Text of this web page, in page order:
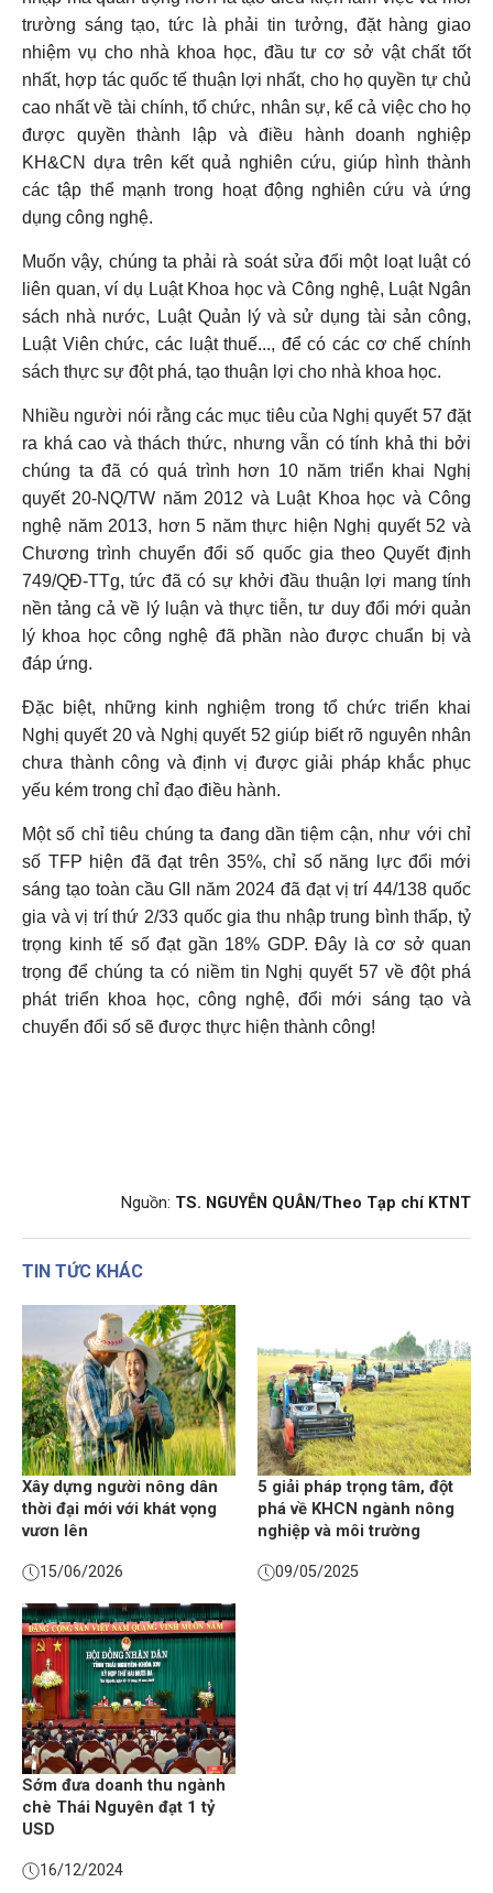
trường sáng tạo, tức là phải tin tưởng, đặt hàng giao
nhiệm vụ cho nhà khoa học, đầu tư cơ sở vật chất tốt
nhất, hợp tác quốc tế thuận lợi nhất, cho họ quyền tự chủ
cao nhất về tài chính, tổ chức, nhân sự, kể cả việc cho họ
được quyền thành lập và điều hành doanh nghiệp
KH&CN dựa trên kết quả nghiên cứu, giúp hình thành
các tập thể mạnh trong hoạt động nghiên cứu và ứng
dụng công nghệ.
Muốn vậy, chúng ta phải rà soát sửa đổi một loạt luật có
liên quan, ví dụ Luật Khoa học và Công nghệ, Luật Ngân
sách nhà nước, Luật Quản lý và sử dụng tài sản công,
Luật Viên chức, các luật thuế..., để có các cơ chế chính
sách thực sự đột phá, tạo thuận lợi cho nhà khoa học.
Nhiều người nói rằng các mục tiêu của Nghị quyết 57 đặt
ra khá cao và thách thức, nhưng vẫn có tính khả thi bởi
chúng ta đã có quá trình hơn 10 năm triển khai Nghị
quyết 20-NQ/TW năm 2012 và Luật Khoa học và Công
nghệ năm 2013, hơn 5 năm thực hiện Nghị quyết 52 và
Chương trình chuyển đổi số quốc gia theo Quyết định
749/QĐ-TTg, tức đã có sự khởi đầu thuận lợi mang tính
nền tảng cả về lý luận và thực tiễn, tư duy đổi mới quản
lý khoa học công nghệ đã phần nào được chuẩn bị và
đáp ứng.
Đặc biệt, những kinh nghiệm trong tổ chức triển khai
Nghị quyết 20 và Nghị quyết 52 giúp biết rõ nguyên nhân
chưa thành công và định vị được giải pháp khắc phục
yếu kém trong chỉ đạo điều hành.
Một số chỉ tiêu chúng ta đang dần tiệm cận, như với chỉ
số TFP hiện đã đạt trên 35%, chỉ số năng lực đổi mới
sáng tạo toàn cầu GII năm 2024 đã đạt vị trí 44/138 quốc
gia và vị trí thứ 2/33 quốc gia thu nhập trung bình thấp, tỷ
trọng kinh tế số đạt gần 18% GDP. Đây là cơ sở quan
trọng để chúng ta có niềm tin Nghị quyết 57 về đột phá
phát triển khoa học, công nghệ, đổi mới sáng tạo và
chuyển đổi số sẽ được thực hiện thành công!
Nguồn: TS. NGUYỄN QUÂN/Theo Tạp chí KTNT
TIN TỨC KHÁC
Xây dựng người nông dân
thời đại mới với khát vọng
vươn lên
15/06/2026
5 giải pháp trọng tâm, đột
phá về KHCN ngành nông
nghiệp và môi trường
09/05/2025
Sớm đưa doanh thu ngành
chè Thái Nguyên đạt 1 tỷ
USD
16/12/2024